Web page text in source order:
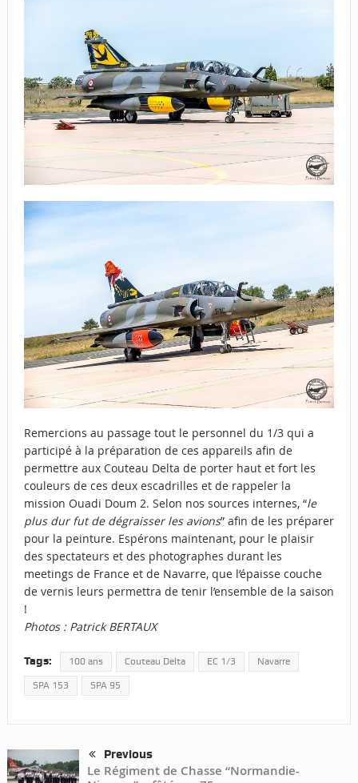
Remercions au passage tout le personnel du 1/3 qui a
participé à la préparation de ces appareils afin de
permettre aux Couteau Delta de porter haut et fort les
couleurs de ces deux escadrilles et de rappeler la
mission Ouadi Doum 2. Selon nos sources internes, “le
plus dur fut de dégraisser les avions” afin de les préparer
pour la peinture. Espérons maintenant, pour le plaisir
des spectateurs et des photographes durant les
meetings de France et de Navarre, que l’épaisse couche
de vernis leurs permettra de tenir l’ensemble de la saison
!
Photos : Patrick BERTAUX
Tags: 100 ans Couteau Delta EC 1/3 Navarre
SPA 153 SPA 95
Previous
Le Régiment de Chasse “Normandie-